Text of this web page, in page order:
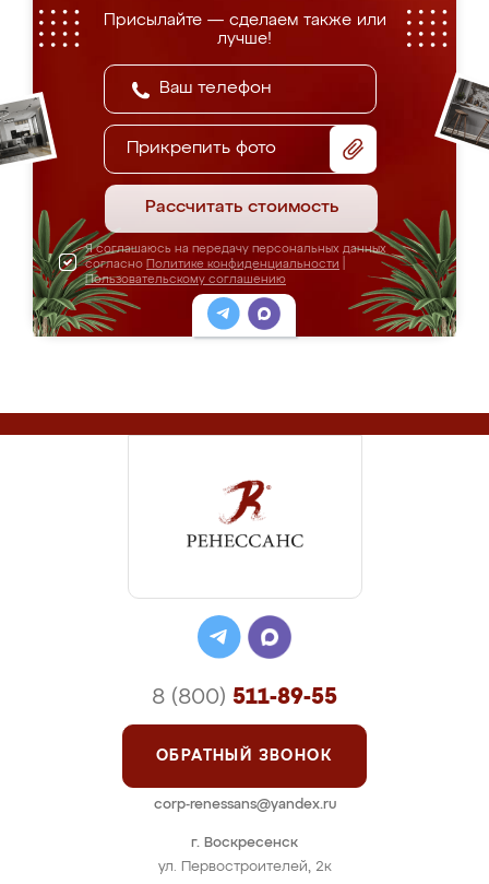
Присылайте — сделаем также или
лучше!
Прикрепить фото
Рассчитать стоимость
Я соглашаюсь на передачу персональных данных
согласно Политике конфиденциальности
Пользовательскому соглашению
г. Воскресенск
ул. Первостроителей, 2к
8 (800) 511-89-55
ОБРАТНЫЙ ЗВОНОК
corp-renessans@yandex.ru